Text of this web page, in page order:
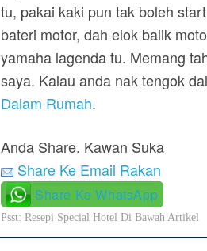
tu, pakai kaki pun tak boleh
bateri motor, dah elok balik
yamaha lagenda tu. Memang
saya. Kalau anda nak tengok
Dalam Rumah.
Anda Share. Kawan Suka
Share Ke Email Rakan
Share Ke WhatsApp
Psst: Resepi Special Hotel Di Bawah Artikel